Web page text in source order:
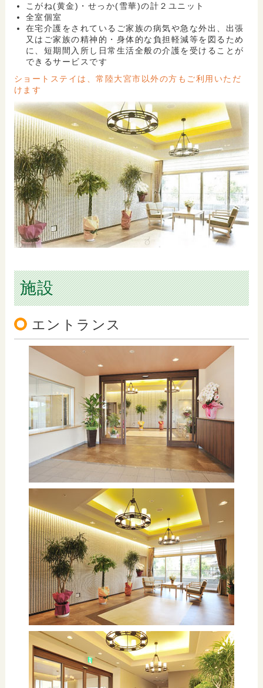
こがね(黄金)・せっか(雪華)の計２ユニット
全室個室
在宅介護をされているご家族の病気や急な外出、出張
又はご家族の精神的・身体的な負担軽減等を図るため
に、短期間入所し日常生活全般の介護を受けることが
できるサービスです
ショートステイは、常陸大宮市以外の方もご利用いただ
けます
施設
エントランス